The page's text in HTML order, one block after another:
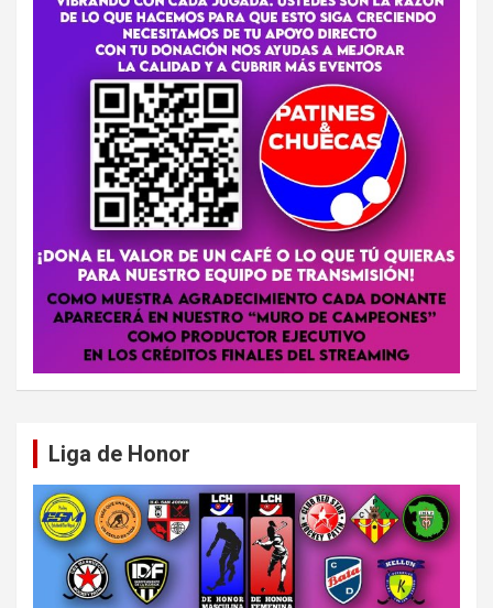
Liga de Honor